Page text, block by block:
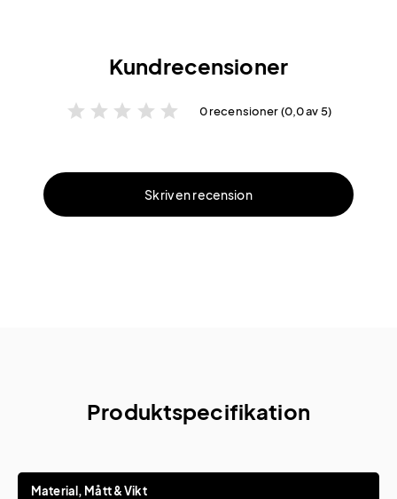
Kundrecensioner
star star star star star 0 recensioner (0,0 av 5)
Skriv en recension
Produktspecifikation
Material, Mått & Vikt